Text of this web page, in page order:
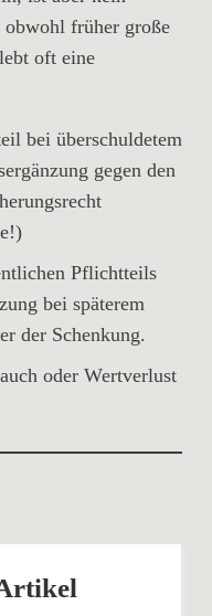
obwohl früher große
oft eine
bei überschuldetem
gegen den
Pflichtteils
bei späterem
der Schenkung.
oder Wertverlust